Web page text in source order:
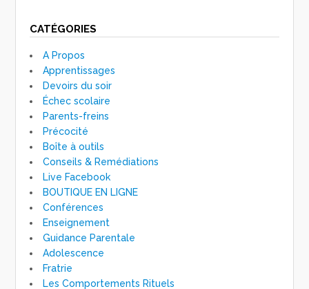
CATÉGORIES
A Propos
Apprentissages
Devoirs du soir
Échec scolaire
Parents-freins
Précocité
Boîte à outils
Conseils & Remédiations
Live Facebook
BOUTIQUE EN LIGNE
Conférences
Enseignement
Guidance Parentale
Adolescence
Fratrie
Les Comportements Rituels